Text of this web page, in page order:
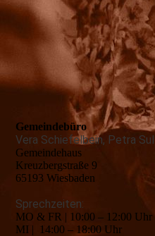
Gemeindebüro
Vera Schiefelbein, Petra
Gemeindehaus
Kreuzbergstraße 9
65193 Wiesbaden
Sprechzeiten:
MO & FR | 10:00 – 12:00 Uhr
MI | 14:00 – 18:00 Uhr